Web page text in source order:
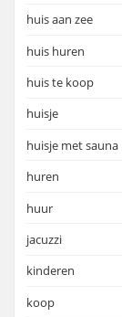
huis aan zee
huis huren
huis te koop
huisje
huisje met sauna
huren
huur
jacuzzi
kinderen
koop